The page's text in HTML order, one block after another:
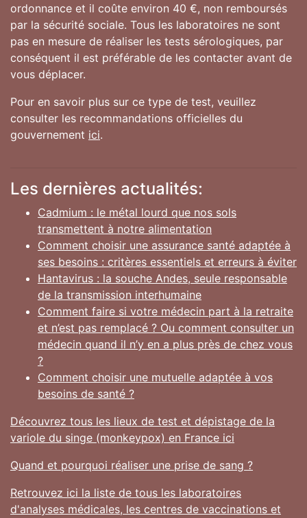
ordonnance et il coûte environ 40 €, non remboursés
par la sécurité sociale. Tous les laboratoires ne sont
pas en mesure de réaliser les tests sérologiques, par
conséquent il est préférable de les contacter avant de
vous déplacer.
Pour en savoir plus sur ce type de test, veuillez
consulter les recommandations officielles du
gouvernement ici.
Les dernières actualités:
Cadmium : le métal lourd que nos sols
transmettent à notre alimentation
Comment choisir une assurance santé adaptée à
ses besoins : critères essentiels et erreurs à éviter
Hantavirus : la souche Andes, seule responsable
de la transmission interhumaine
Comment faire si votre médecin part à la retraite
et n’est pas remplacé ? Ou comment consulter un
médecin quand il n’y en a plus près de chez vous
?
Comment choisir une mutuelle adaptée à vos
besoins de santé ?
Découvrez tous les lieux de test et dépistage de la
variole du singe (monkeypox) en France ici
Quand et pourquoi réaliser une prise de sang ?
Retrouvez ici la liste de tous les laboratoires
d'analyses médicales, les centres de vaccinations et